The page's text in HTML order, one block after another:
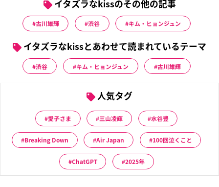
イタズラなkissのその他の記事
古川雄輝 渋谷 キム・ヒョンジュン
イタズラなkissとあわせて読まれているテーマ
渋谷 キム・ヒョンジュン 古川雄輝
人気タグ
愛子さま 三山凌輝 水谷豊
Breaking Down Air Japan 100回泣くこと
ChatGPT 2025年